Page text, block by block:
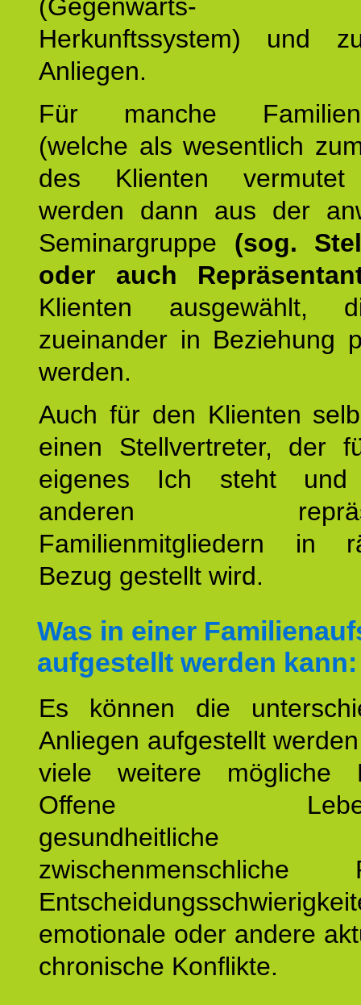
(Gegenwarts-
Herkunftssystem) und
Anliegen.
Für manche
(welche als wesentlich
des Klienten vermutet
werden dann aus der
Seminargruppe (sog.
oder auch
Klienten ausgewählt,
zueinander in Beziehung
werden.
Auch für den Klienten
einen Stellvertreter, der
eigenes Ich steht
anderen
Familienmitgliedern in
Bezug gestellt wird.
Was in einer
aufgestellt werden kann:
Es können die
Anliegen aufgestellt
viele weitere mögliche
Offene
zwischenmenschliche
emotionale oder andere
chronische Konflikte.